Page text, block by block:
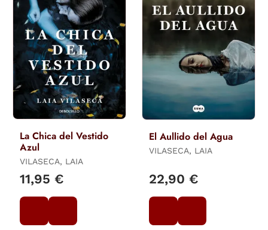
La Chica del Vestido
Azul
VILASECA, LAIA
11,95 €
El Aullido del Agua
VILASECA, LAIA
22,90 €